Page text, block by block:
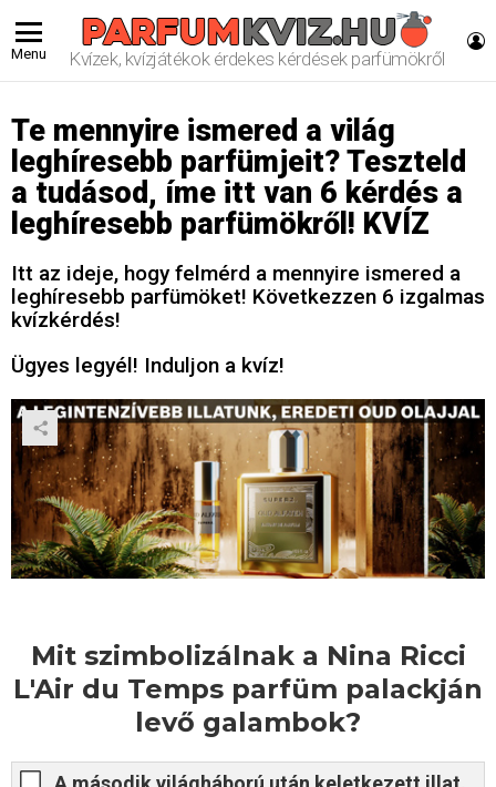
Menu Kvízek, kvízjátékok érdekes kérdések parfümökről
Te mennyire ismered a világ
leghíresebb parfümjeit? Teszteld
a tudásod, íme itt van 6 kérdés a
leghíresebb parfümökről! KVÍZ
Itt az ideje, hogy felmérd a mennyire ismered a
leghíresebb parfümöket! Következzen 6 izgalmas
kvízkérdés!
Ügyes legyél! Induljon a kvíz!
Mit szimbolizálnak a Nina Ricci
L'Air du Temps parfüm palackján
levő galambok?